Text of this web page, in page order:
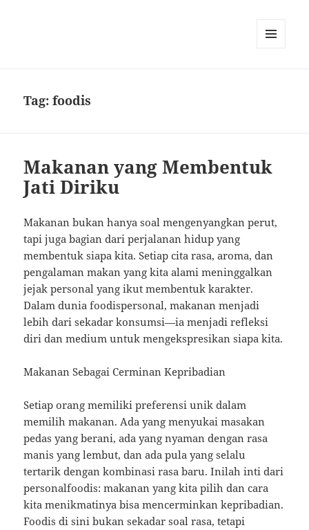
Tag:foodis
Makanan yang Membentuk
Jati Diriku
Makanan bukan hanya soal mengenyangkan perut,
tapi juga bagian dari perjalanan hidup yang
membentuk siapa kita. Setiap cita rasa, aroma, dan
pengalaman makan yang kita alami meninggalkan
jejak personal yang ikut membentuk karakter.
Dalam dunia foodispersonal, makanan menjadi
lebih dari sekadar konsumsi—ia menjadi refleksi
diri dan medium untuk mengekspresikan siapa kita.
Makanan Sebagai Cerminan Kepribadian
Setiap orang memiliki preferensi unik dalam
memilih makanan. Ada yang menyukai masakan
pedas yang berani, ada yang nyaman dengan rasa
manis yang lembut, dan ada pula yang selalu
tertarik dengan kombinasi rasa baru. Inilah inti dari
personalfoodis: makanan yang kita pilih dan cara
kita menikmatinya bisa mencerminkan kepribadian.
Foodis di sini bukan sekadar soal rasa, tetapi